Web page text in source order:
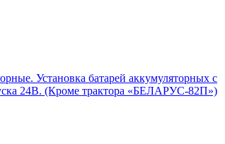
Установка батарей аккумуляторных с
24В. (Кроме трактора «БЕЛАРУС-82П»)